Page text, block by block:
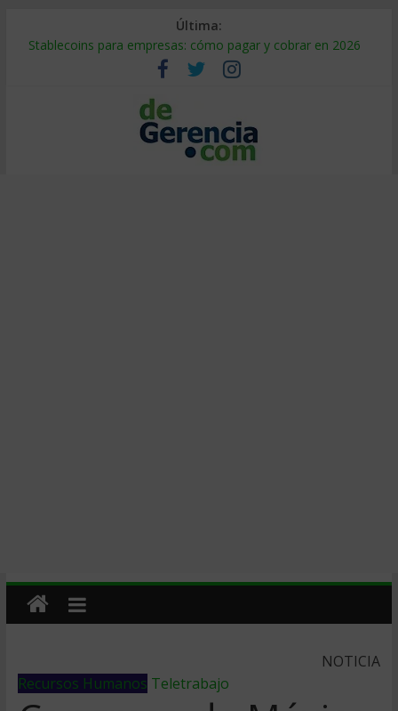
Última:
Stablecoins para empresas: cómo pagar y cobrar en 2026
Despido silencioso: qué es y por qué sale tan caro
IA en selección de personal: cómo auditarla a tiempo
Trabajo forzoso en la cadena de suministro: qué hacer
Mercado hispano de EE. UU.: cómo segmentarlo y venderle
NOTICIA
Recursos Humanos Teletrabajo